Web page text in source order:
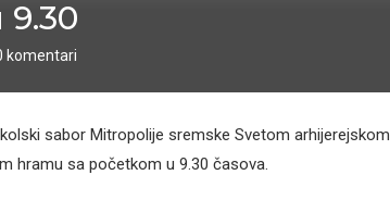
komentari
sabor Mitropolije sremske Svetom arhijerejskom
hramu sa početkom u 9.30 časova.